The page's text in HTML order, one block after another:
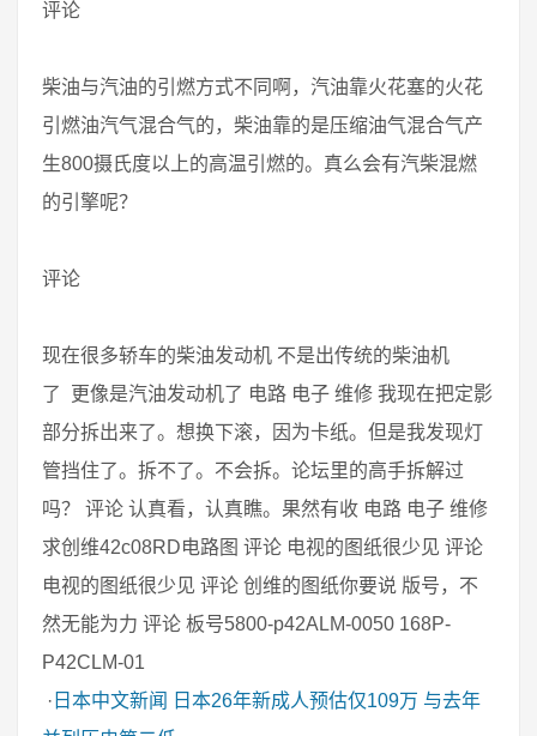
评论
柴油与汽油的引燃方式不同啊，汽油靠火花塞的火花
引燃油汽气混合气的，柴油靠的是压缩油气混合气产
生800摄氏度以上的高温引燃的。真么会有汽柴混燃
的引擎呢？
评论
现在很多轿车的柴油发动机 不是出传统的柴油机
了 更像是汽油发动机了 电路 电子 维修 我现在把定影
部分拆出来了。想换下滚，因为卡纸。但是我发现灯
管挡住了。拆不了。不会拆。论坛里的高手拆解过
吗？ 评论 认真看，认真瞧。果然有收 电路 电子 维修
求创维42c08RD电路图 评论 电视的图纸很少见 评论
电视的图纸很少见 评论 创维的图纸你要说 版号，不
然无能为力 评论 板号5800-p42ALM-0050 168P-
P42CLM-01
· 日本中文新闻
日本26年新成人预估仅109万 与去年